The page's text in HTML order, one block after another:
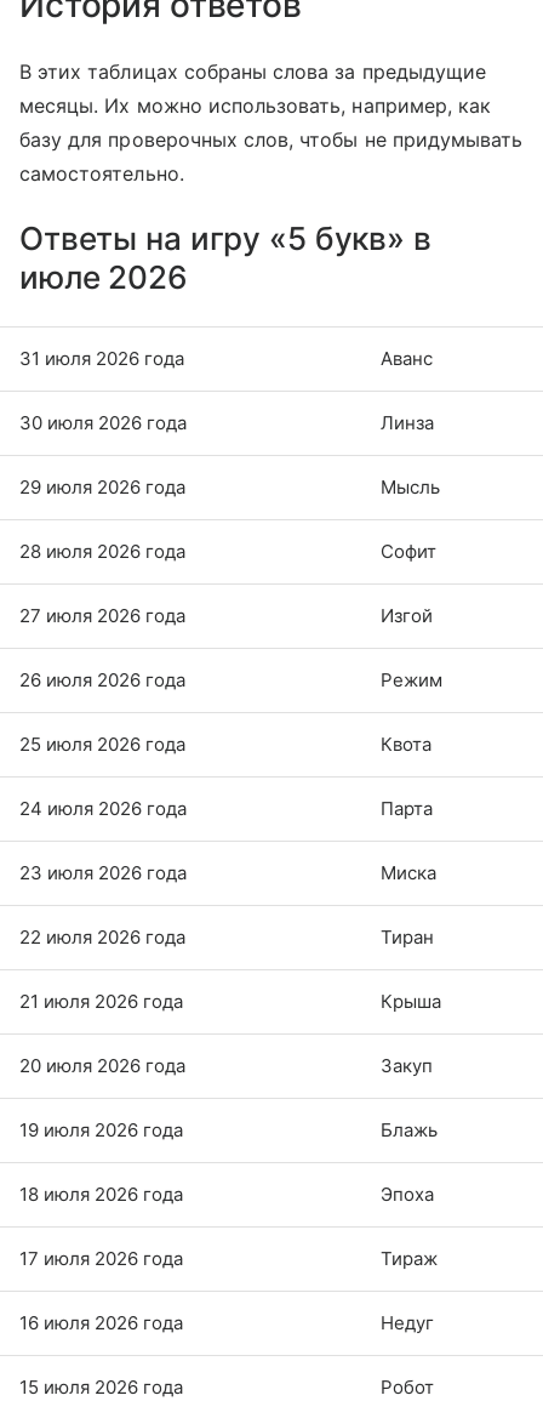
В этих таблицах собраны слова за предыдущие
месяцы. Их можно использовать, например, как
базу для проверочных слов, чтобы не придумывать
самостоятельно.
Ответы на игру «5 букв» в
июле 2026
31 июля 2026 года Аванс
30 июля 2026 года Линза
29 июля 2026 года Мысль
28 июля 2026 года Софит
27 июля 2026 года Изгой
26 июля 2026 года Режим
25 июля 2026 года Квота
24 июля 2026 года Парта
23 июля 2026 года Миска
22 июля 2026 года Тиран
21 июля 2026 года Крыша
20 июля 2026 года Закуп
19 июля 2026 года Блажь
18 июля 2026 года Эпоха
17 июля 2026 года Тираж
16 июля 2026 года Недуг
15 июля 2026 года Робот